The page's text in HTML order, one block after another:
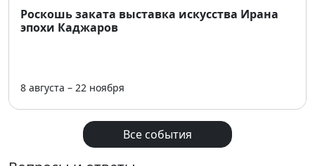
Роскошь заката выставка искусства Ирана
эпохи Каджаров
8 августа – 22 ноября
Все события